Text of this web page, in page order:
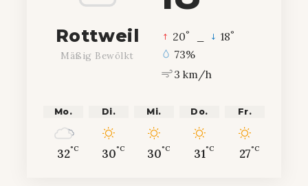
Rottweil
Mäßig Bewölkt
20° 18°
73%
3 km/h
Mo.
32°C
Di.
30°C
Mi.
30°C
Do.
31°C
Fr.
27°C